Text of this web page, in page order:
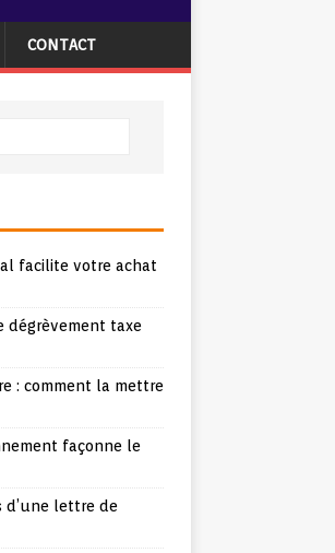
CONTACT
facilite votre achat
dégrèvement taxe
: comment la mettre
façonne le
d’une lettre de